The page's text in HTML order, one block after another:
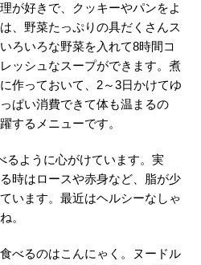
が好きで、クッキーやパンをよ
、野菜たっぷりの具だくさんス
ろいろな野菜を入れて8時間コ
ッシュなスープができます。煮
作っておいて、2～3日かけてゆ
ぱい消費できて体も温まるの
するメニューです。
るように心がけています。実
時はロースや赤身など、脂が少
います。最近はヘルシーなしゃ
。
べるのはこんにゃく。ヌードル